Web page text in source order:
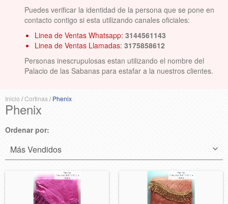
Puedes verificar la identidad de la persona que se pone en
contacto contigo si esta utilizando canales oficiales:
Linea de Ventas Whatsapp: 3144561143
Linea de Ventas Llamadas: 3175858612
Personas inescrupulosas estan utilizando el nombre del
Palacio de las Sabanas para estafar a la nuestros clientes.
Inicio /Cortinas/ Phenix
Phenix
Ordenar por: